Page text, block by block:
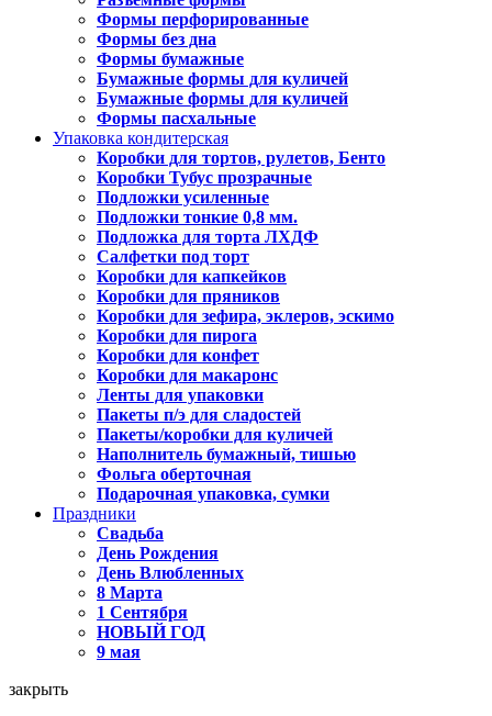
Формы перфорированные
Формы без дна
Формы бумажные
Бумажные формы для куличей
Бумажные формы для куличей
Формы пасхальные
Упаковка кондитерская
Коробки для тортов, рулетов, Бенто
Коробки Тубус прозрачные
Подложки усиленные
Подложки тонкие 0,8 мм.
Подложка для торта ЛХДФ
Салфетки под торт
Коробки для капкейков
Коробки для пряников
Коробки для зефира, эклеров, эскимо
Коробки для пирога
Коробки для конфет
Коробки для макаронс
Ленты для упаковки
Пакеты п/э для сладостей
Пакеты/коробки для куличей
Наполнитель бумажный, тишью
Фольга оберточная
Подарочная упаковка, сумки
Праздники
Свадьба
День Рождения
День Влюбленных
8 Марта
1 Сентября
НОВЫЙ ГОД
9 мая
закрыть